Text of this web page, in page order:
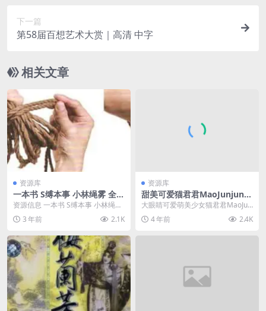
下一篇
第58届百想艺术大赏｜高清 中字
相关文章
资源库
一本书 S缚本事 小林绳雾 全彩
高清版真人版 PDF
资源信息 一本书 S缚本事 小林绳雾
全彩高清版真人版 PDF，关于绳子
类的题材...
3 年前 2.1K
资源库
甜美可爱猫君君MaoJunjun合
集15套写真
大眼睛可爱萌美少女猫君君MaoJun
紧身死库水穿着私房床上COS写真
套图4 年前 2.4K